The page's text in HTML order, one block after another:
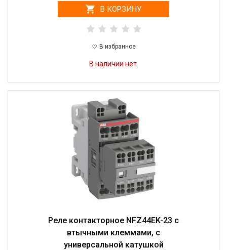
В КОРЗИНУ
В избранное
В наличии нет.
Реле контакторное NFZ44EK-23 с
втычными клеммами, с
универсальной катушкой